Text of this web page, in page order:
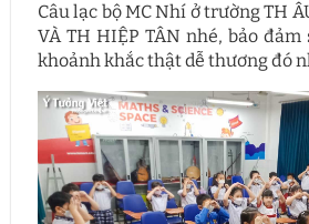
Câu lạc bộ MC Nhí ở trường TH
VÀ TH HIỆP TÂN nhé, bảo
khoảnh khắc thật dễ thương đó